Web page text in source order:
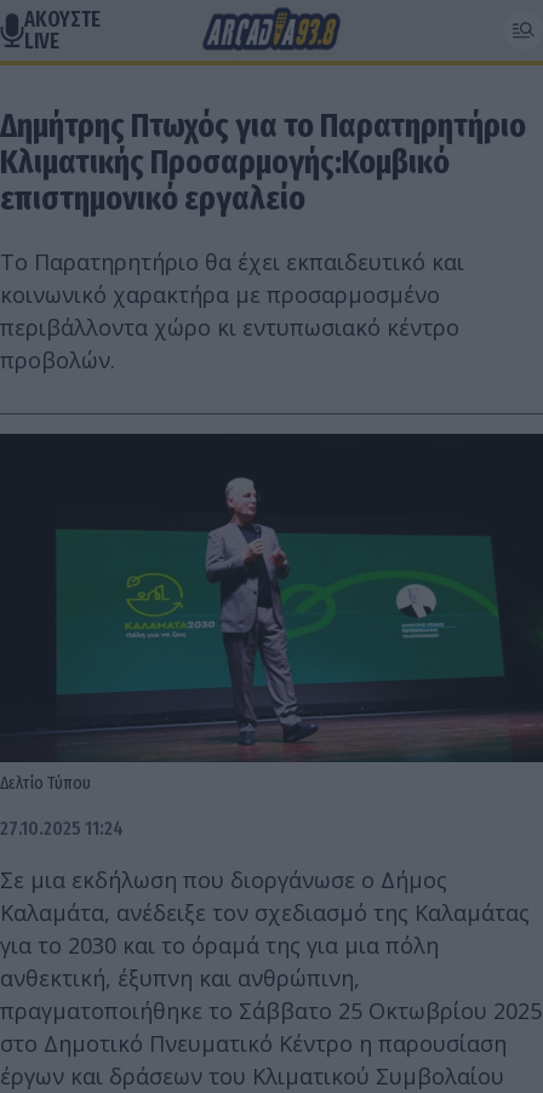
ΑΚΟΥΣΤΕ
LIVE
Δημήτρης Πτωχός για το Παρατηρητήριο
Κλιματικής Προσαρμογής:Κομβικό
επιστημονικό εργαλείο
Το Παρατηρητήριο θα έχει εκπαιδευτικό και
κοινωνικό χαρακτήρα με προσαρμοσμένο
περιβάλλοντα χώρο κι εντυπωσιακό κέντρο
προβολών.
Δελτίο Τύπου
27.10.2025 11:24
Σε μια εκδήλωση που διοργάνωσε ο Δήμος
Καλαμάτα, ανέδειξε τον σχεδιασμό της Καλαμάτας
για το 2030 και το όραμά της για μια πόλη
ανθεκτική, έξυπνη και ανθρώπινη,
πραγματοποιήθηκε το Σάββατο 25 Οκτωβρίου 2025
στο Δημοτικό Πνευματικό Κέντρο η παρουσίαση
έργων και δράσεων του Κλιματικού Συμβολαίου